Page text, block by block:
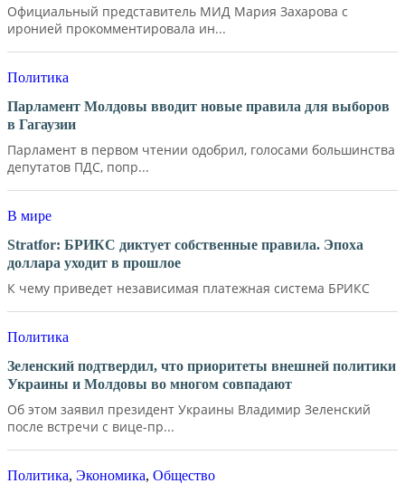
Официальный представитель МИД Мария Захарова с
иронией прокомментировала ин...
Политика
Парламент Молдовы вводит новые правила для выборов
в Гагаузии
Парламент в первом чтении одобрил, голосами большинства
депутатов ПДС, попр...
В мире
Stratfor: БРИКС диктует собственные правила. Эпоха
доллара уходит в прошлое
К чему приведет независимая платежная система БРИКС
Политика
Зеленский подтвердил, что приоритеты внешней политики
Украины и Молдовы во многом совпадают
Об этом заявил президент Украины Владимир Зеленский
после встречи с вице-пр...
Политика, Экономика, Общество